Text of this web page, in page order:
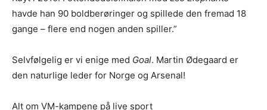
havde han 90 boldberøringer og spillede den fremad 18
gange – flere end nogen anden spiller.”
Selvfølgelig er vi enige med Goal. Martin Ødegaard er
den naturlige leder for Norge og Arsenal!
Alt om VM-kampene på live sport